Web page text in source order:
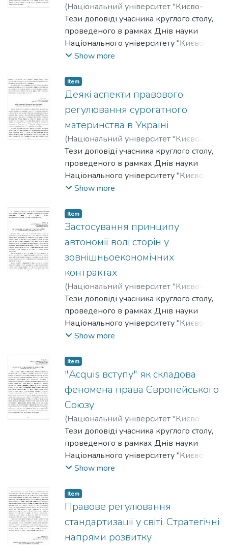
(Національний університет "Києво-
Могилянська академія" ,2012)
Кисельова, Тетяна
Тези доповіді учасника круглого столу,
проведеного в рамках Днів науки
Національного університету "Києво-
Могилянська академія" на факультеті
Show more
Item
Деякі аспекти правового
регулювання сурогатного
материнства в Україні
(Національний університет "Києво-
Могилянська академія" ,2012)Колінчук,
Христина
Тези доповіді учасника круглого столу,
проведеного в рамках Днів науки
Національного університету "Києво-
Могилянська академія" на факультеті
Show more
Item
Застосування принципу
автономії волі сторін у
зовнішньоекономічних
контрактах
(Національний університет "Києво-
Могилянська академія" ,2012)Логуш,
Любов
Тези доповіді учасника круглого столу,
проведеного в рамках Днів науки
Національного університету "Києво-
Могилянська академія" на факультеті
Show more
Item
"Acquis вступу" як складова
феномена права Європейського
Союзу
(Національний університет "Києво-
Могилянська академія" ,2012)Петров,
Роман
Тези доповіді учасника круглого столу,
проведеного в рамках Днів науки
Національного університету "Києво-
Могилянська академія" на факультеті
Show more
Item
Правове регулювання
стандартизації у світі. Стратегічні
напрями розвитку